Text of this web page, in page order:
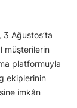
3 Ağustos’ta
müşterilerin
platformuyla
ekiplerinin
imkân